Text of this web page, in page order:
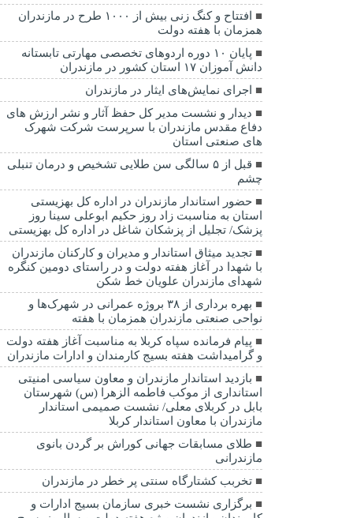
افتتاح و کنگ زنی بیش از ۱۰۰۰ طرح در مازندران
همزمان با هفته دولت
پایان ۱۰ دوره اردوهای تخصصی مهارتی تابستانه
دانش آموزان ۱۷ استان کشور در مازندران
اجرای نمایش‌های ایثار در مازندران
دیدار و نشست مدیر کل حفظ آثار و نشر ارزش های
دفاع مقدس مازندران با سرپرست شرکت شهرک
های صنعتی استان
قبل از ۵ سالگی سن طلایی تشخیص و درمان تنبلی
چشم
حضور استاندار مازندران در اداره کل بهزیستی
استان به مناسبت زاد روز حکیم ابوعلی سینا روز
پزشک/ تجلیل از پزشکان شاغل در اداره کل بهزیستی
تجدید میثاق استاندار و مدیران و کارکنان مازندران
با شهدا در آغاز هفته دولت و در راستای دومین کنگره
شهدای مازندران علویان خط شکن
بهره برداری از ۳۸ بروژه عمرانی در شهرک‌ها و
نواحی صنعتی مازندران همزمان با هفته
پیام فرمانده سپاه کربلا به مناسبت آغاز هفته دولت
و گرامیداشت هفته بسیج کارمندان و ادارات مازندران
بازدید استاندار مازندران و معاون سیاسی امنیتی
استانداری از موکب فاطمه الزهرا (س) شهرستان
بابل در کربلای معلی/ نشست صمیمی استاندار
مازندران با معاون استاندار کربلا
طلای مسابقات جهانی کوراش بر گردن بانوی
مازندرانی
تخربب کشتارگاه سنتی پر خطر در مازندران
برگزاری نشست خبری سازمان بسیج ادارات و